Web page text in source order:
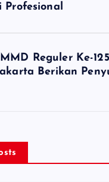
Profesional
Reguler Ke-
Berikan